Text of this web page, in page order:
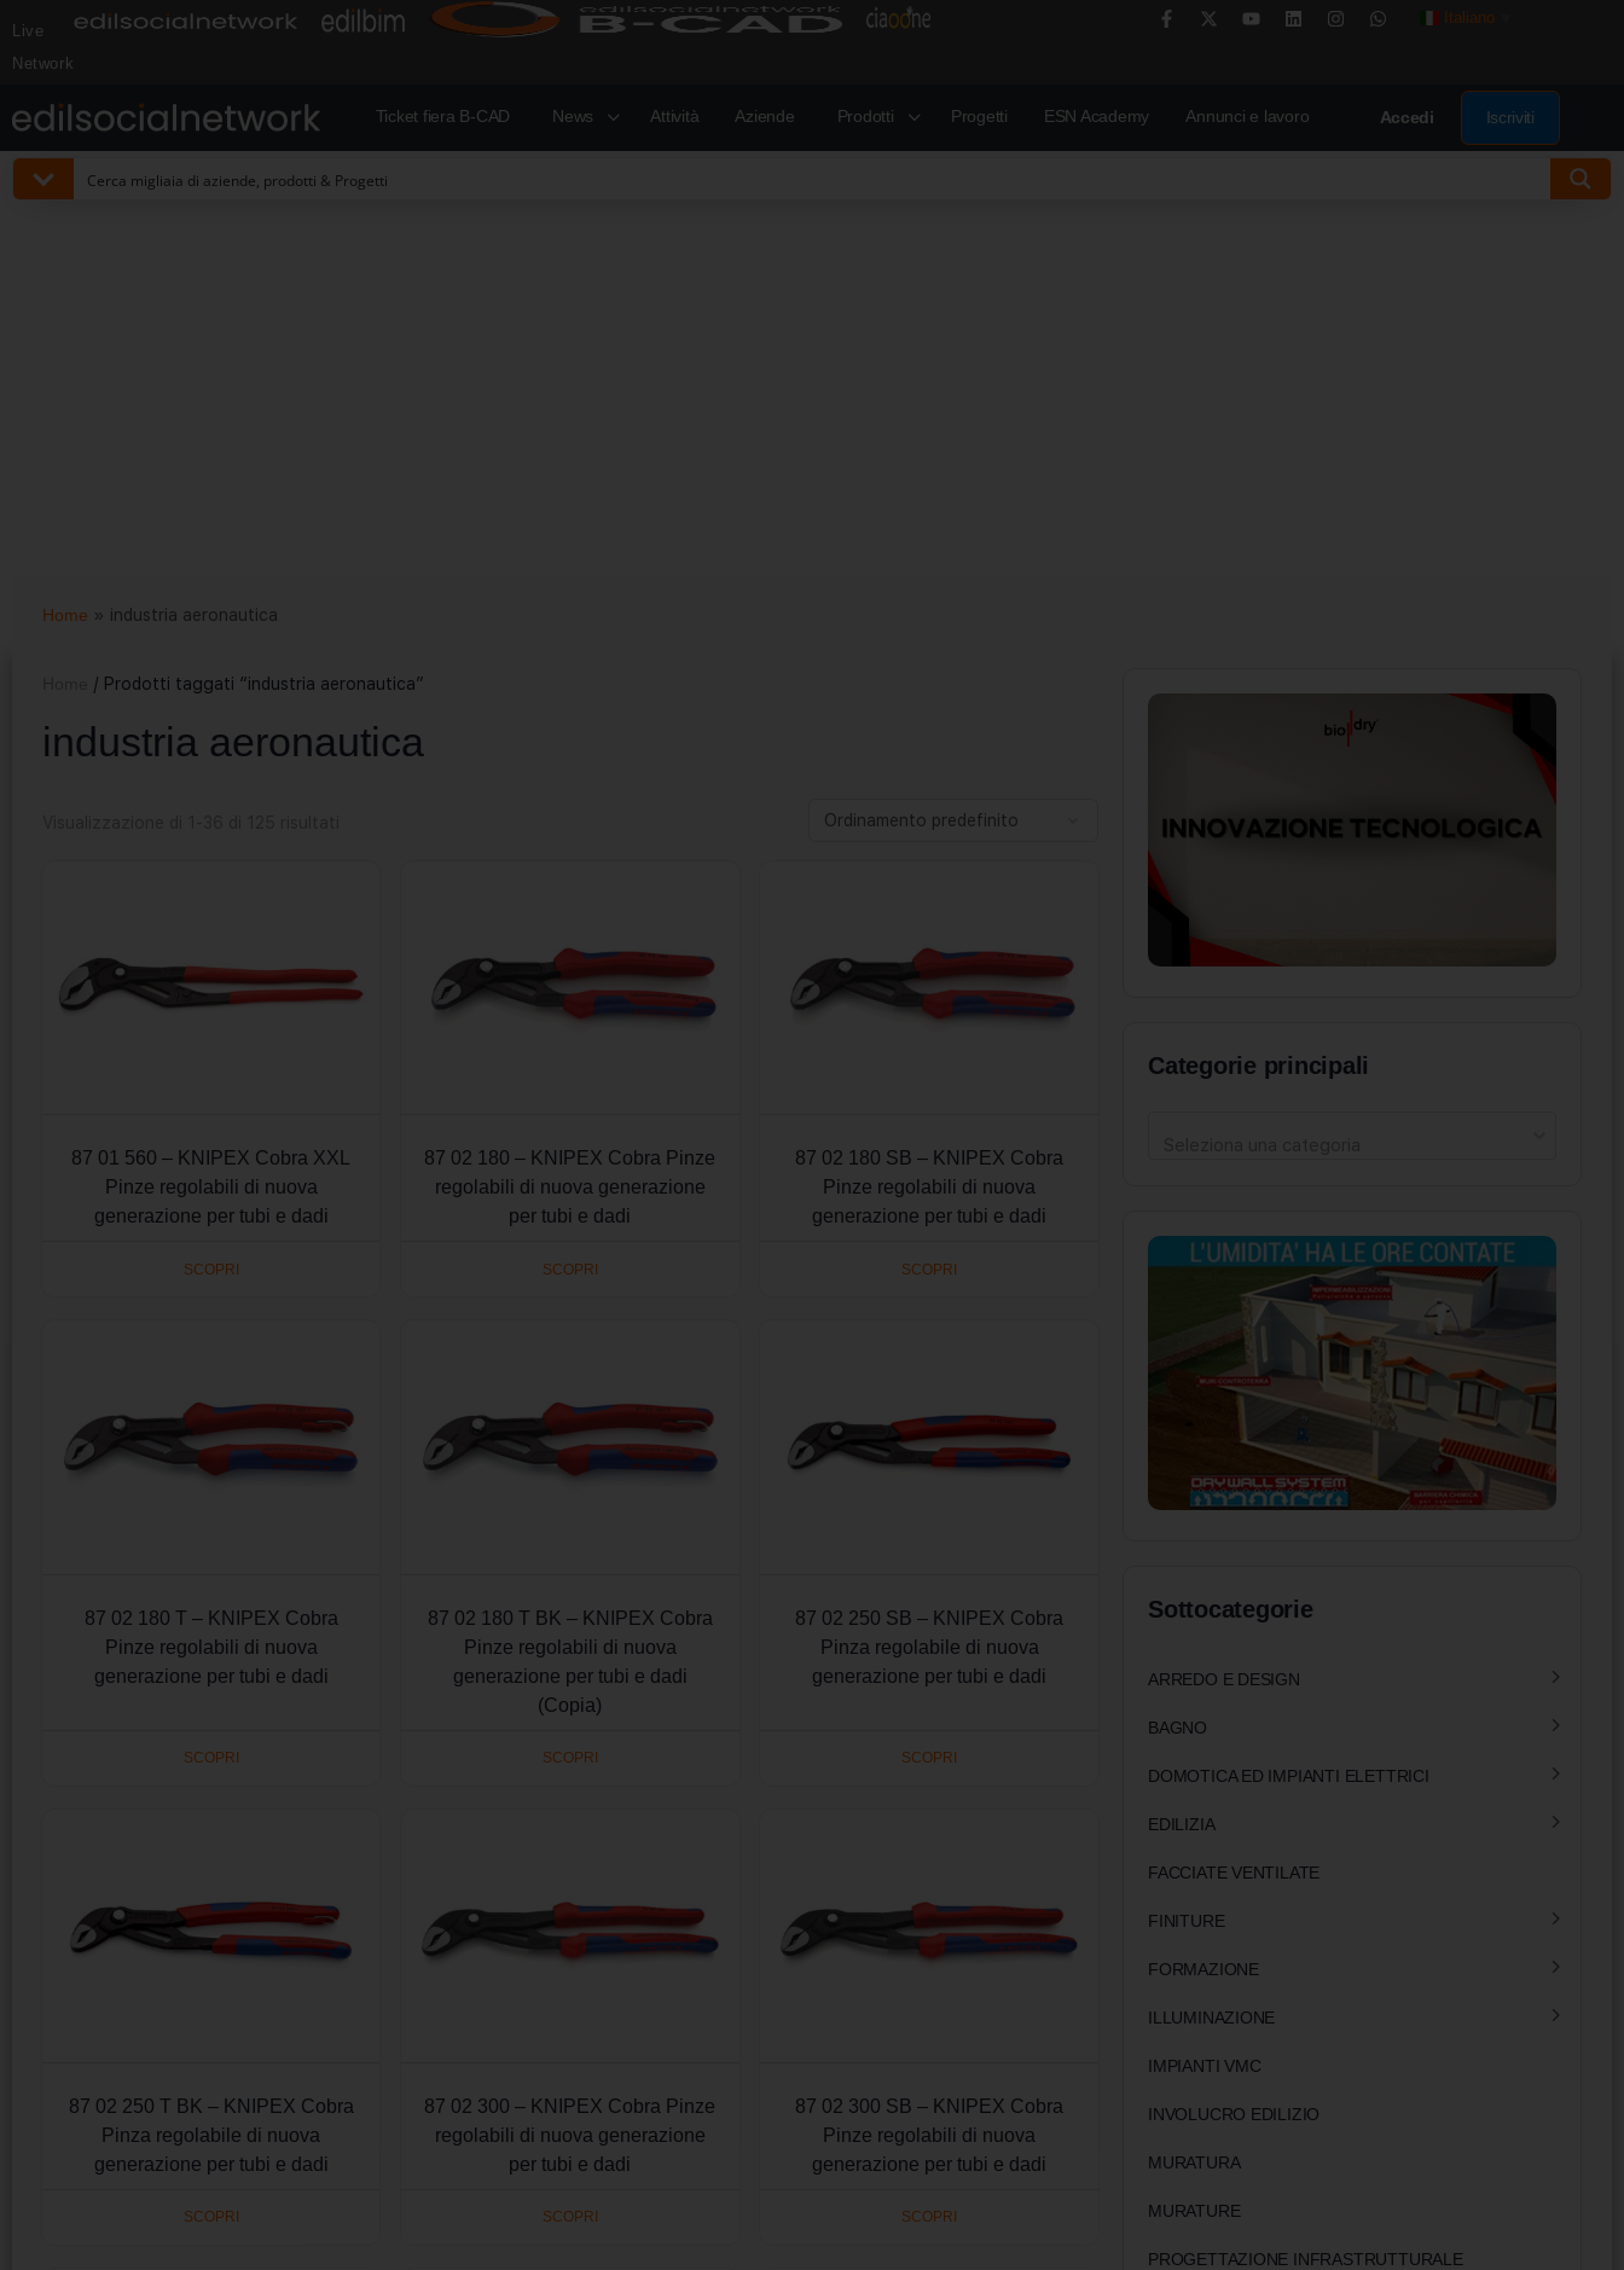
Live
Network
Italiano
Ticket fiera B-CAD News Attività Aziende Prodotti Progetti ESN Academy Annunci e lavoro Accedi Iscriviti
Home » industria aeronautica
/ Prodotti taggati “industria aeronautica”
industria aeronautica
87 01 560 – KNIPEX Cobra XXL
Pinze regolabili di nuova
generazione per tubi e dadi
SCOPRI
87 02 180 – KNIPEX Cobra Pinze
regolabili di nuova generazione
per tubi e dadi
SCOPRI
87 02 180 SB – KNIPEX Cobra
Pinze regolabili di nuova
generazione per tubi e dadi
SCOPRI
87 02 180 T – KNIPEX Cobra
Pinze regolabili di nuova
generazione per tubi e dadi
SCOPRI
87 02 180 T BK – KNIPEX Cobra
Pinze regolabili di nuova
generazione per tubi e dadi
(Copia)
SCOPRI
87 02 250 SB – KNIPEX Cobra
Pinza regolabile di nuova
generazione per tubi e dadi
SCOPRI
87 02 250 T BK – KNIPEX Cobra
Pinza regolabile di nuova
generazione per tubi e dadi
SCOPRI
87 02 300 – KNIPEX Cobra Pinze
regolabili di nuova generazione
per tubi e dadi
SCOPRI
87 02 300 SB – KNIPEX Cobra
Pinze regolabili di nuova
generazione per tubi e dadi
SCOPRI
Categorie principali
Sottocategorie
ARREDO E DESIGN
BAGNO
DOMOTICA ED IMPIANTI ELETTRICI
EDILIZIA
FACCIATE VENTILATE
FINITURE
FORMAZIONE
ILLUMINAZIONE
IMPIANTI VMC
INVOLUCRO EDILIZIO
MURATURA
MURATURE
PROGETTAZIONE INFRASTRUTTURALE